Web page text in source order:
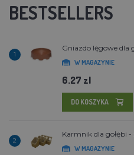
BESTSELLERS
1
Gniazdo lęgowe dla
W MAGAZYNIE
6.27 zl
DO KOSZYKA
2
Karmnik dla gołębi
W MAGAZYNIE